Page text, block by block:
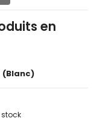
en
(Blanc)
stock